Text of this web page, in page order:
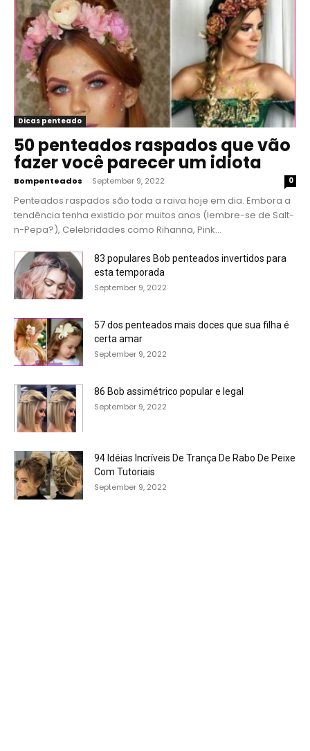
Dicas penteado
50 penteados raspados que vão
fazer você parecer um idiota
Bompenteados - September 9, 2022 0
Penteados raspados são toda a raiva hoje em dia. Embora a
tendência tenha existido por muitos anos (lembre-se de Salt-
n-Pepa?), Celebridades como Rihanna, Pink...
83 populares Bob penteados invertidos para
esta temporada
September 9, 2022
57 dos penteados mais doces que sua filha é
certa amar
September 9, 2022
86 Bob assimétrico popular e legal
September 9, 2022
94 Idéias Incríveis De Trança De Rabo De Peixe
Com Tutoriais
September 9, 2022